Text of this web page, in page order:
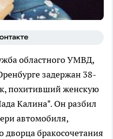
областного УМВД,
задержан 38-
похитивший женскую
Калина". Он разбил
автомобиля,
дворца бракосочетания